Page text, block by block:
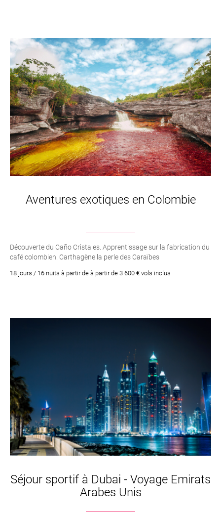
Aventures exotiques en Colombie
Découverte du Caño Cristales. Apprentissage sur la fabrication du
café colombien. Carthagène la perle des Caraïbes
18 jours / 16 nuits à partir de à partir de 3 600 € vols inclus
Séjour sportif à Dubai - Voyage Emirats
Arabes Unis